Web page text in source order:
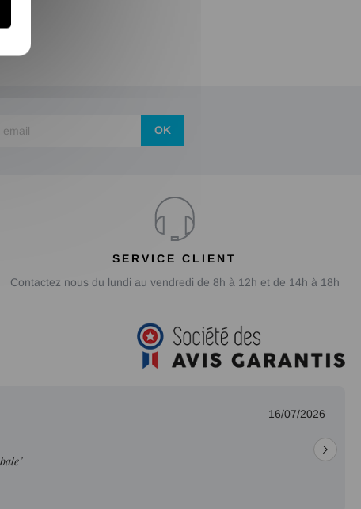
OK
SERVICE CLIENT
Contactez nous du lundi au vendredi de 8h à 12h et de 14h à 18h
16/07/2026